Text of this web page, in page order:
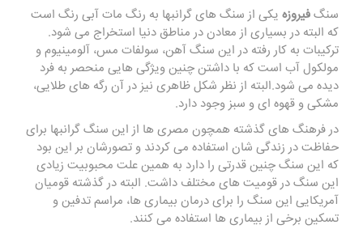
سنگفیروزه یکی از سنگ های گرانبها به رنگ مات آبی رنگ است
که البته در بسیاری از معادن در مناطق دنیا استخراج می شود.
ترکیبات به کار رفته در این سنگ آهن، سولفات مس، آلومینیوم و
مولکول آب است که با داشتن چنین ویژگی هایی منحصر به فرد
دیده می شود.البته از نظر شکل ظاهری نیز در آن رگه های طلایی،
مشکی و قهوه ای و سبز وجود دارد.
در فرهنگ های گذشته همچون مصری ها از این سنگ گرانبها برای
حفاظت در زندگی شان استفاده می کردند و تصورشان بر این بود
که این سنگ چنین قدرتی را دارد به همین علت محبوبیت زیادی
این سنگ در قومیت های مختلف داشت. البته در گذشته قومیان
آمریکایی این سنگ را برای درمان بیماری ها، مراسم تدفین و
تسکین برخی از بیماری ها استفاده می کنند.